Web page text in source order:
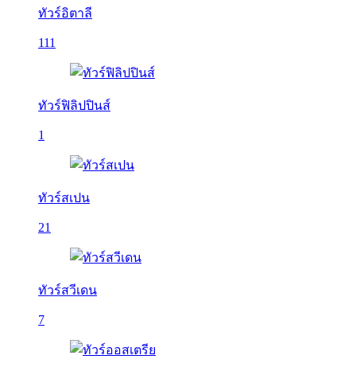
ทัวร์อิตาลี
111
ทัวร์ฟิลิปปินส์
1
ทัวร์สเปน
21
ทัวร์สวีเดน
7